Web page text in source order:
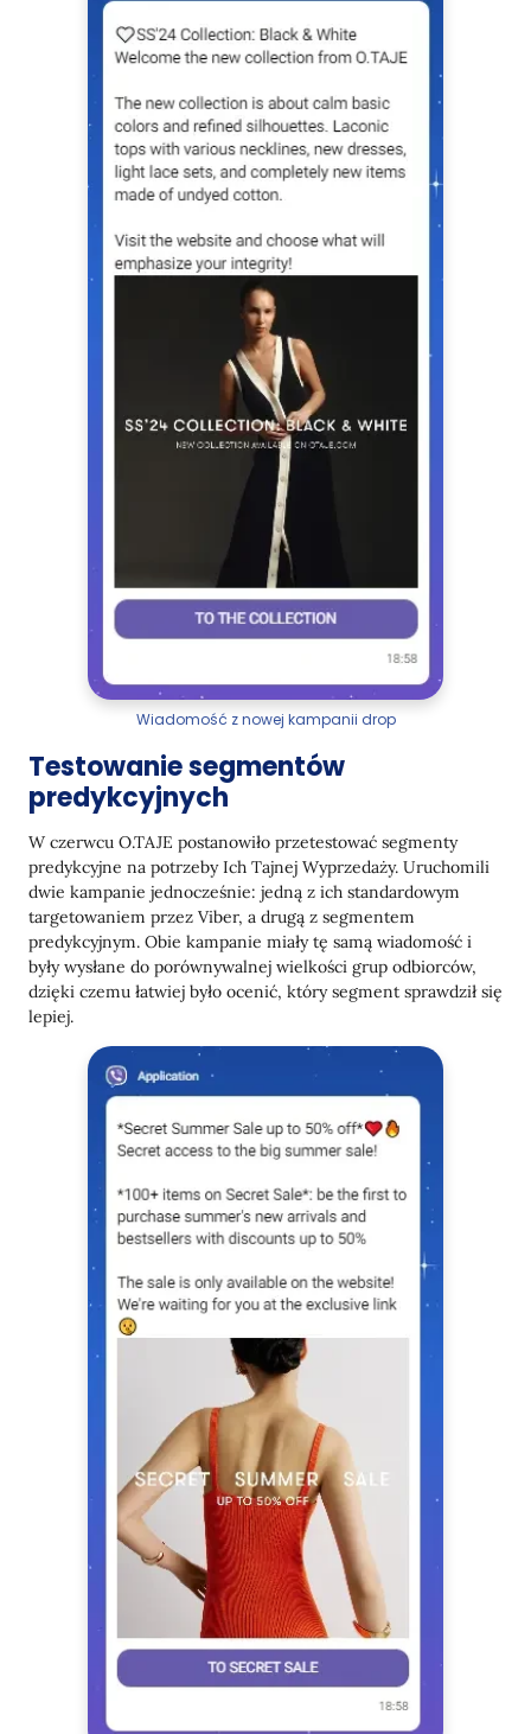
Wiadomość z nowej kampanii drop
Testowanie segmentów
predykcyjnych
W czerwcu O.TAJE postanowiło przetestować segmenty
predykcyjne na potrzeby Ich Tajnej Wyprzedaży. Uruchomili
dwie kampanie jednocześnie: jedną z ich standardowym
targetowaniem przez Viber, a drugą z segmentem
predykcyjnym. Obie kampanie miały tę samą wiadomość i
były wysłane do porównywalnej wielkości grup odbiorców,
dzięki czemu łatwiej było ocenić, który segment sprawdził się
lepiej.